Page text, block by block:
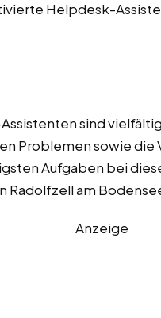
Helpdesk-
sind
Problemen sowie die
Aufgaben bei
Radolfzell am
Anzeige